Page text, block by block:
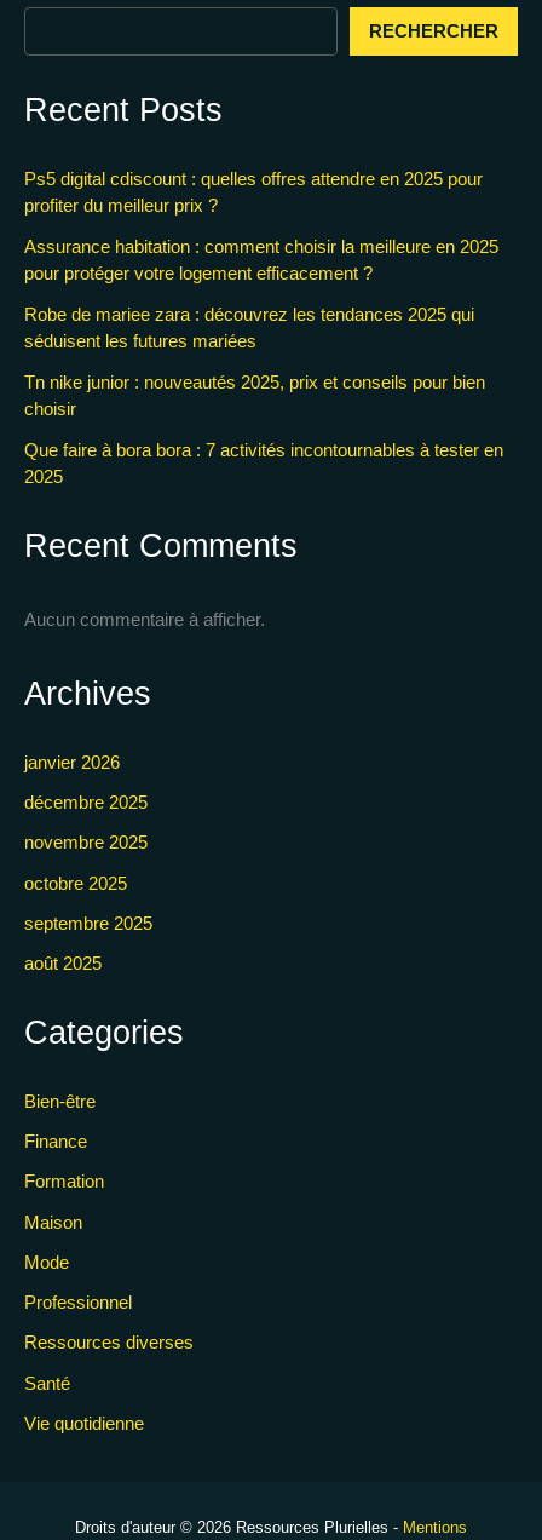
RECHERCHER
Recent Posts
Ps5 digital cdiscount : quelles offres attendre en 2025 pour
profiter du meilleur prix ?
Assurance habitation : comment choisir la meilleure en 2025
pour protéger votre logement efficacement ?
Robe de mariee zara : découvrez les tendances 2025 qui
séduisent les futures mariées
Tn nike junior : nouveautés 2025, prix et conseils pour bien
choisir
Que faire à bora bora : 7 activités incontournables à tester en
2025
Recent Comments
Aucun commentaire à afficher.
Archives
janvier 2026
décembre 2025
novembre 2025
octobre 2025
septembre 2025
août 2025
Categories
Bien-être
Finance
Formation
Maison
Mode
Professionnel
Ressources diverses
Santé
Vie quotidienne
Droits d'auteur © 2026 Ressources Plurielles - Mentions